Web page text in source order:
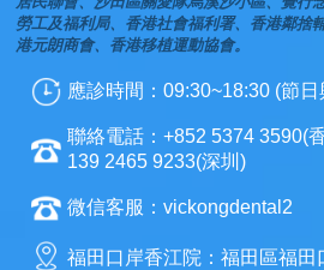
勞工及福利局、香港社會福利署、香港鄰捨
港元朗商會、香港移植運動協會。
應診時間：09:30~18:30 (節
聯絡電話：+852 5374 3590(
139 2465 9233(深圳)
微信客服：vickongdental2
福田口岸香江院：福田區福